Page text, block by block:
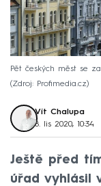
Pět českých měst se
Zdroj: Profimedia.cz
Vít Chalupa
8. lis 2020, 10:34
Ještě před
úřad vyhlásil